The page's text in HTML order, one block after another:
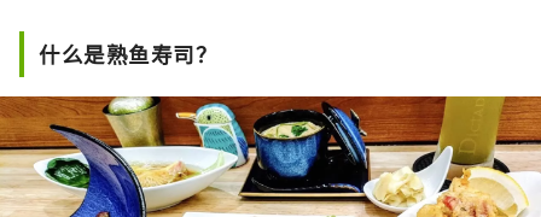
什么是熟鱼寿司？